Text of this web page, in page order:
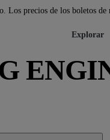
Los precios de los boletos
Explorar